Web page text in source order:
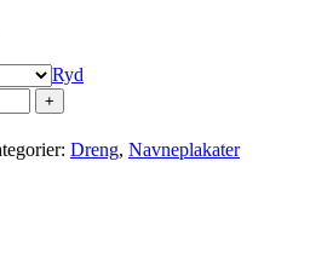
Ryd
Dreng, Navneplakater